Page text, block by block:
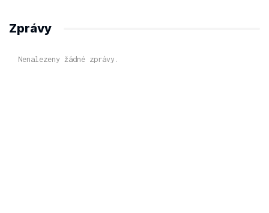
Zprávy
Nenalezeny žádné zprávy.